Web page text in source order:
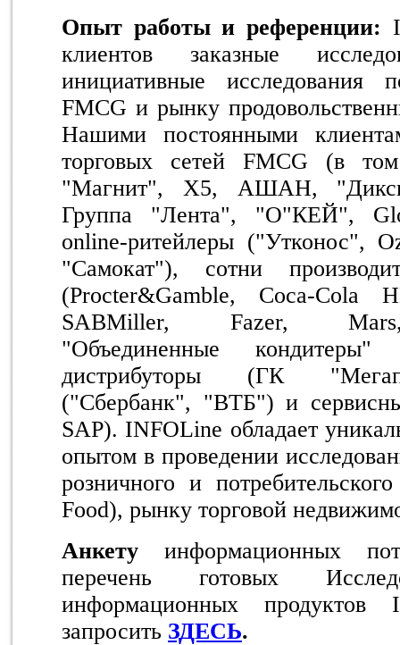
Опыт работы и референции:
клиентов заказные
инициативные исследования
FMCG и рынку
Нашими постоянными
торговых сетей FMCG (в
"Магнит", X5, АШАН,
Группа "Лента", "О"КЕЙ",
online-ритейлеры ("Утконос",
"Самокат"), сотни
(Procter&Gamble, Coca-Cola
SABMiller, Fazer, Mars,
"Объединенные
дистрибуторы (ГК
("Сбербанк", "ВТБ") и
SAP). INFOLine обладает
опытом в проведении
розничного и
Food), рынку торговой
Анкету информационных
перечень готовых
информационных
запросить ЗДЕСЬ.